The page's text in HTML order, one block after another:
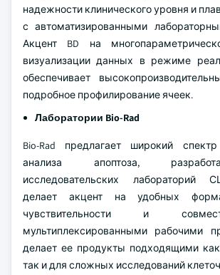
надежности клинического уровня и
с автоматизированными
Акцент BD на
визуализации данных в режиме
обеспечивает
подробное профилирование ячеек.
Лаборатории Bio-Rad
Bio-Rad предлагает широкий
анализа апоптоза,
исследовательских лабораторий
делает акцент на удобных
чувствительности и
мультиплексированными рабочими
делает ее продукты подходящими
так и для сложных исследований